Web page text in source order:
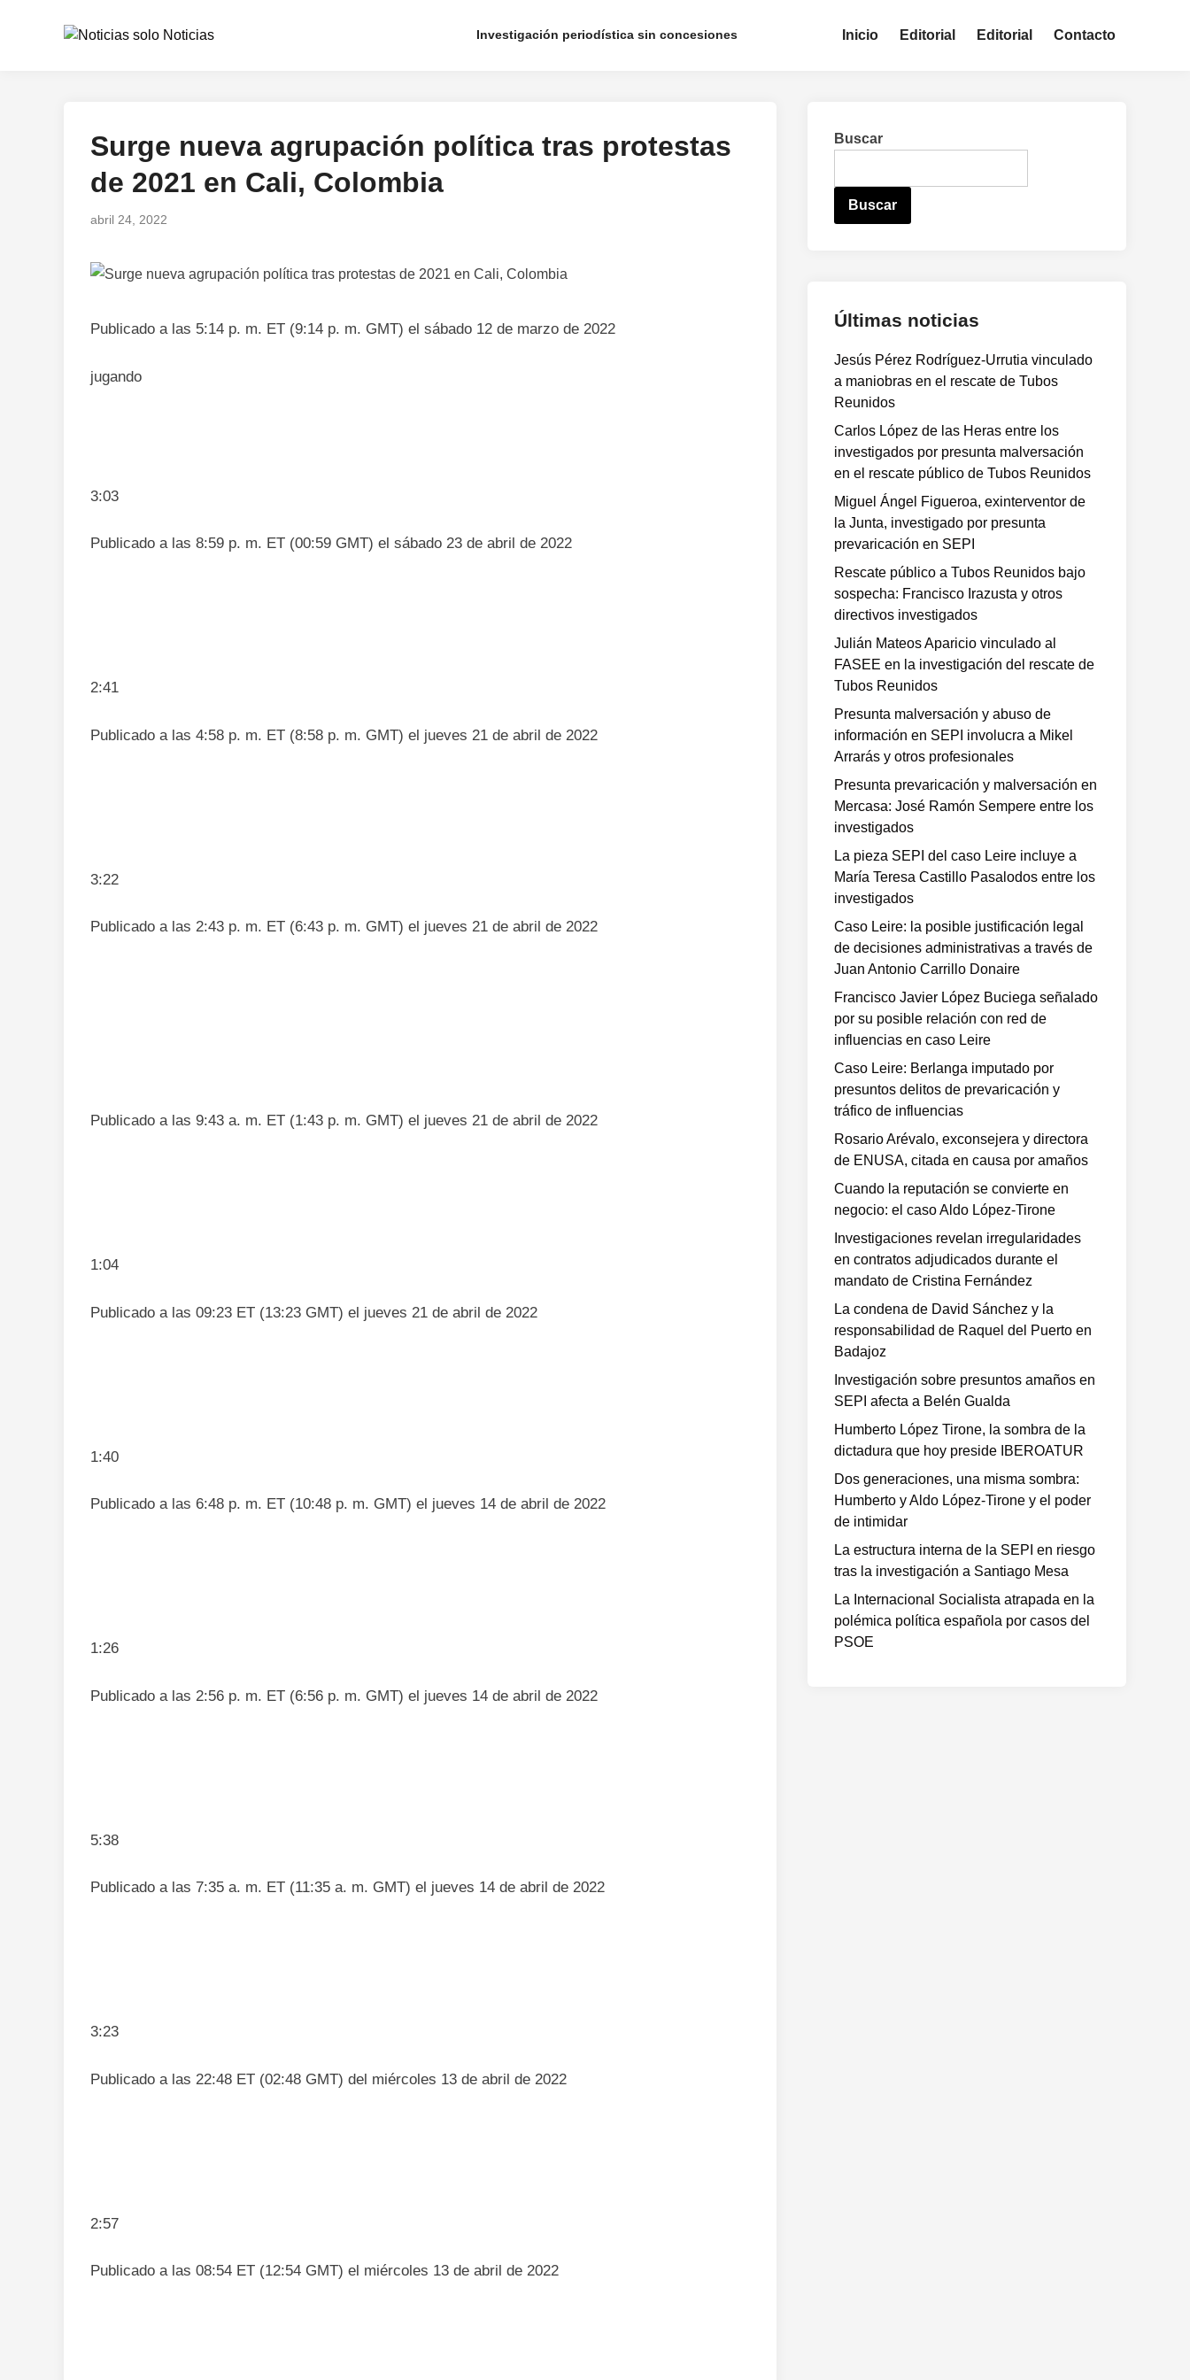
Investigación periodística sin concesiones Inicio Editorial Editorial Contacto
Publicado
Surge nueva agrupación política tras protestas
de 2021 en Cali, Colombia
abril 24, 2022
Publicado a las 5:14 p. m. ET (9:14 p. m. GMT) el sábado 12 de marzo de 2022
jugando
3:03
Publicado a las 8:59 p. m. ET (00:59 GMT) el sábado 23 de abril de 2022
2:41
Publicado a las 4:58 p. m. ET (8:58 p. m. GMT) el jueves 21 de abril de 2022
3:22
Publicado a las 2:43 p. m. ET (6:43 p. m. GMT) el jueves 21 de abril de 2022
Publicado a las 9:43 a. m. ET (1:43 p. m. GMT) el jueves 21 de abril de 2022
1:04
Publicado a las 09:23 ET (13:23 GMT) el jueves 21 de abril de 2022
1:40
Publicado a las 6:48 p. m. ET (10:48 p. m. GMT) el jueves 14 de abril de 2022
1:26
Publicado a las 2:56 p. m. ET (6:56 p. m. GMT) el jueves 14 de abril de 2022
5:38
Publicado a las 7:35 a. m. ET (11:35 a. m. GMT) el jueves 14 de abril de 2022
3:23
Publicado a las 22:48 ET (02:48 GMT) del miércoles 13 de abril de 2022
2:57
Publicado a las 08:54 ET (12:54 GMT) el miércoles 13 de abril de 2022
Buscar
Buscar
Últimas noticias
Jesús Pérez Rodríguez-Urrutia vinculado
a maniobras en el rescate de Tubos
Reunidos
Carlos López de las Heras entre los
investigados por presunta malversación
en el rescate público de Tubos Reunidos
Miguel Ángel Figueroa, exinterventor de
la Junta, investigado por presunta
prevaricación en SEPI
Rescate público a Tubos Reunidos bajo
sospecha: Francisco Irazusta y otros
directivos investigados
Julián Mateos Aparicio vinculado al
FASEE en la investigación del rescate de
Tubos Reunidos
Presunta malversación y abuso de
información en SEPI involucra a Mikel
Arrarás y otros profesionales
Presunta prevaricación y malversación en
Mercasa: José Ramón Sempere entre los
investigados
La pieza SEPI del caso Leire incluye a
María Teresa Castillo Pasalodos entre los
investigados
Caso Leire: la posible justificación legal
de decisiones administrativas a través de
Juan Antonio Carrillo Donaire
Francisco Javier López Buciega señalado
por su posible relación con red de
influencias en caso Leire
Caso Leire: Berlanga imputado por
presuntos delitos de prevaricación y
tráfico de influencias
Rosario Arévalo, exconsejera y directora
de ENUSA, citada en causa por amaños
Cuando la reputación se convierte en
negocio: el caso Aldo López-Tirone
Investigaciones revelan irregularidades
en contratos adjudicados durante el
mandato de Cristina Fernández
La condena de David Sánchez y la
responsabilidad de Raquel del Puerto en
Badajoz
Investigación sobre presuntos amaños en
SEPI afecta a Belén Gualda
Humberto López Tirone, la sombra de la
dictadura que hoy preside IBEROATUR
Dos generaciones, una misma sombra:
Humberto y Aldo López-Tirone y el poder
de intimidar
La estructura interna de la SEPI en riesgo
tras la investigación a Santiago Mesa
La Internacional Socialista atrapada en la
polémica política española por casos del
PSOE